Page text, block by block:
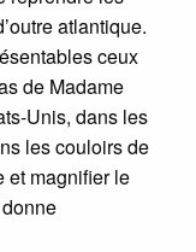
atlantique.
ceux
de Madame
Unis, dans les
les couloirs de
et magnifier le